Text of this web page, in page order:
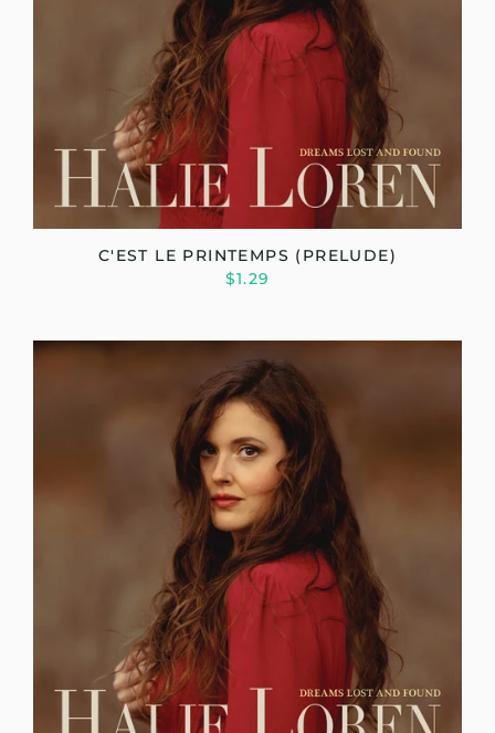
C'EST LE PRINTEMPS (PRELUDE)
$1.29